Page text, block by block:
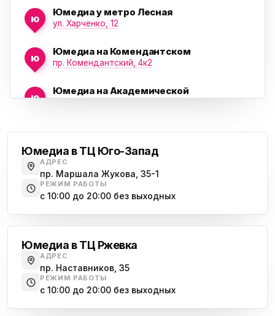
ю
Юмедиа у метро Лесная
ул. Харченко, 12
ю
Юмедиа на Комендантском
пр. Комендантский, 4к2
ю
Юмедиа на Академической
Юмедиа на Наставников
пр. Наставников 35
ю
Юмедиа в ТК Юго-Запад
пр. Маршала Жукова, 35-1
Юмедиа на Космонавтов
Юмедиа в ТЦ Юго-Запад
АДРЕС
пр. Маршала Жукова, 35-1
РЕЖИМ РАБОТЫ
с 10:00 до 20:00 без выходных
Юмедиа в ТЦ Ржевка
АДРЕС
пр. Наставников, 35
РЕЖИМ РАБОТЫ
с 10:00 до 20:00 без выходных